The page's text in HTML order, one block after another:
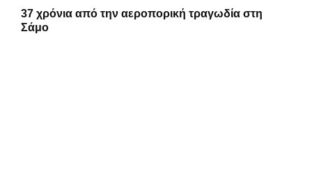
37 χρόνια από την αεροπορική τραγωδία στη
Σάμο